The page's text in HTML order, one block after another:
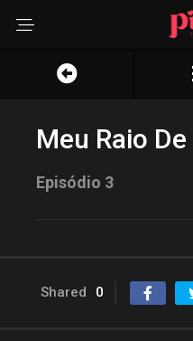
Meu Raio
Episódio 3
Shared 0